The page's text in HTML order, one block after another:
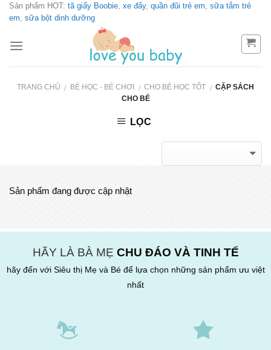
Skip
Sản phẩm HOT: tã giấy Boobie, xe đẩy, quần đũi trẻ em, sữa tắm trẻ
em, sữa bột dinh dưỡng
TRANG CHỦ / BÉ HỌC - BÉ CHƠI / CHO BÉ HỌC TỐT / CẶP SÁCH
CHO BÉ
LỌC
Sản phẩm đang được cập nhật
HÃY LÀ BÀ MẸ CHU ĐÁO VÀ TINH TẾ
hãy đến với Siêu thị Mẹ và Bé để lựa chọn những sản phẩm ưu việt
nhất